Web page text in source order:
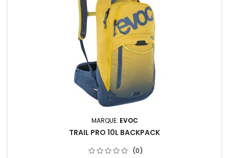
MARQUE: EVOC
TRAIL PRO 10L BACKPACK
(0)